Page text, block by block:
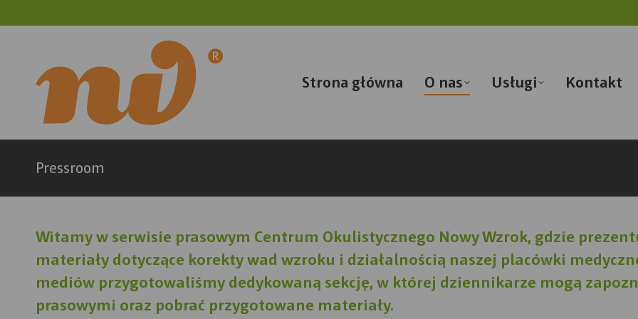
Strona główna O nas Usługi Kontakt
Pressroom
Witamy w serwisie prasowym Centrum Okulistycznego Nowy Wzrok, gdzie
materiały dotyczące korekty wad wzroku i działalnością naszej placówki
mediów przygotowaliśmy dedykowaną sekcję, w której dziennikarze mogą
prasowymi oraz pobrać przygotowane materiały.